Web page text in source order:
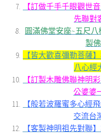
【訂做千手千眼觀世
先聯對
圓滿佛堂安座~五尺
製
【皆大歡喜彌勒菩薩
八心經
【訂製木雕佛聯神明
公婆婆
【般若波羅蜜多心經
交流台
【客製神明祖先對聯